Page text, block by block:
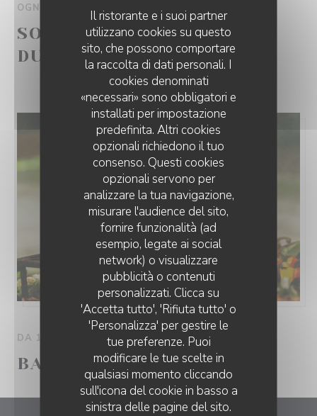
Il ristorante e i suoi partner
utilizzano cookies su questo
sito, che possono comportare
la raccolta di dati personali. I
cookies denominati
«necessari» sono obbligatori e
installati per impostazione
predefinita. Altri cookies
opzionali richiedono il tuo
consenso. Questi cookies
opzionali servono per
analizzare la tua navigazione,
misurare l'audience del sito,
fornire funzionalità (ad
esempio, legate ai social
network) o visualizzare
pubblicità o contenuti
personalizzati. Clicca su
'Accetta tutto', 'Rifiuta tutto' o
'Personalizza' per gestire le
tue preferenze. Puoi
modificare le tue scelte in
qualsiasi momento cliccando
sull'icona del cookie in basso a
sinistra delle pagine del sito.
OGNI VENERDI DA 18H00 A 22H00
SOIRÉE JEUX DE SOCIÉTÉ
DU VENDREDI
DA 13/05/2026 A 30/09/2026 DA 00H00 A 00H00
BARBECUE DES COPAINS